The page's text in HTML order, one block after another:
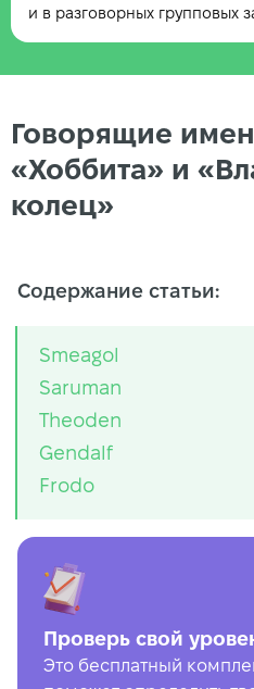
и в разговорных групповых
Говорящие
«Хоббита» и
колец»
Содержание статьи:
Smeagol
Saruman
Theoden
Gendalf
Frodo
Проверь свой
Это бесплатный